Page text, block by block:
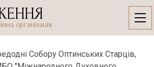
організація
Собору Оптинських Старців,